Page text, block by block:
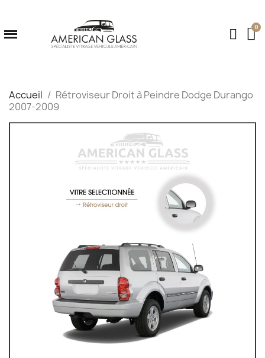
Accueil
Rétroviseur Droit à Peindre Dodge Durango
2007-2009